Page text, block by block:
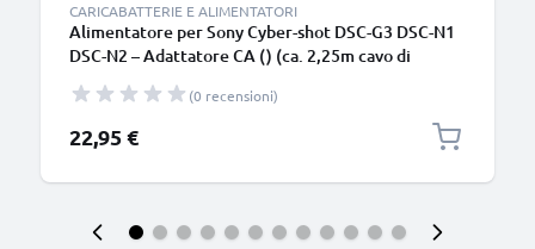
CARICABATTERIE E ALIMENTATORI
Alimentatore per Sony Cyber-shot DSC-G3 DSC-N1
DSC-N2 – Adattatore CA () (ca. 2,25m cavo di
ricarica – 4.2V, 1.5A, 6.3W) (VMC-MD1 (USB / AV /
DC)) da subtel
(0 recensioni)
22,95 €